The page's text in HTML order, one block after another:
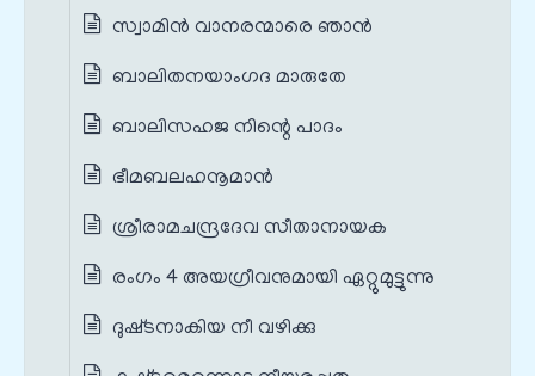
സ്വാമിന്‍ വാനരന്മാരെ ഞാന്‍
ബാലിതനയാംഗദ മാരുതേ
ബാലിസഹജ നിന്റെ പാദം
ഭീമബലഹനൂമാന്‍
ശ്രീരാമചന്ദ്രദേവ സീതാനായക
രംഗം 4 അയഗ്രീവനുമായി ഏറ്റുമുട്ടുന്നു
ദുഷ്‌ടനാകിയ നീ വഴിക്കു